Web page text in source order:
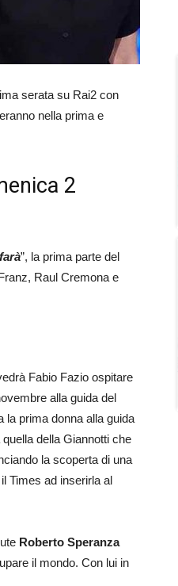
serata su Rai2 con
nella prima e
2
”, la prima parte del
Raul Cremona e
Fabio Fazio ospitare
alla guida del
la prima donna alla guida
della Giannotti che
la scoperta di una
Times ad inserirla al
Roberto Speranza
il mondo. Con lui in